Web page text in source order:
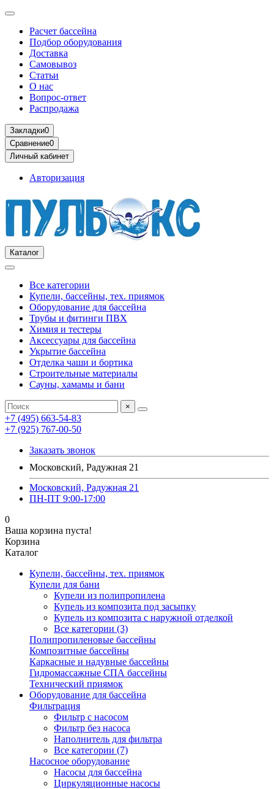
Расчет бассейна
Подбор оборудования
Доставка
Самовывоз
Статьи
О нас
Вопрос-ответ
Распродажа
Закладки0
Сравнение0
Личный кабинет
Авторизация
Каталог
Все категории
Купели, бассейны, тех. приямок
Оборудование для бассейна
Трубы и фитинги ПВХ
Химия и тестеры
Аксессуары для бассейна
Укрытие бассейна
Отделка чаши и бортика
Строительные материалы
Сауны, хамамы и бани
×
+7 (495) 663-54-83
+7 (925) 767-00-50
Заказать звонок
Московский, Радужная 21
Московский, Радужная 21
ПН-ПТ 9:00-17:00
0
Ваша корзина пуста!
Корзина
Каталог
Купели, бассейны, тех. приямок
Купели для бани
Купели из полипропилена
Купель из композита под засыпку
Купель из композита с наружной отделкой
Все категории (3)
Полипропиленовые бассейны
Композитные бассейны
Каркасные и надувные бассейны
Гидромассажные СПА бассейны
Технический приямок
Оборудование для бассейна
Фильтрация
Фильтр с насосом
Фильтр без насоса
Наполнитель для фильтра
Все категории (7)
Насосное оборудование
Насосы для бассейна
Циркуляционные насосы